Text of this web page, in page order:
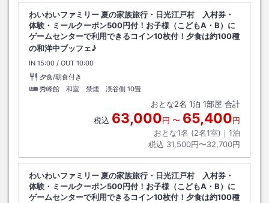
わいわいファミリー 夏の家族旅行・日光江戸村 入村券・
体験・ミールクーポン500円付！お子様（こどもA・B）に
ゲームセンターで利用できるコイン10枚付！夕食は約100種
の和洋中ブッフェ♪
IN チェックイン
15:00 / OUT チェックアウト
10:00
夕食/朝食付き
秀峰館 和室 禁煙 渓谷側 10畳
おとな2名 1泊 1部屋 合計
税込 63,000円 〜 65,400円
おとな1名 (2名1室)｜ 1泊
税込 31,500円〜32,700円
わいわいファミリー 夏の家族旅行・日光江戸村 入村券・
体験・ミールクーポン500円付！お子様（こどもA・B）に
ゲームセンターで利用できるコイン10枚付！夕食は約100種